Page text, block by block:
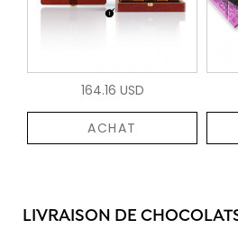
164.16 USD
ACHAT
LIVRAISON DE